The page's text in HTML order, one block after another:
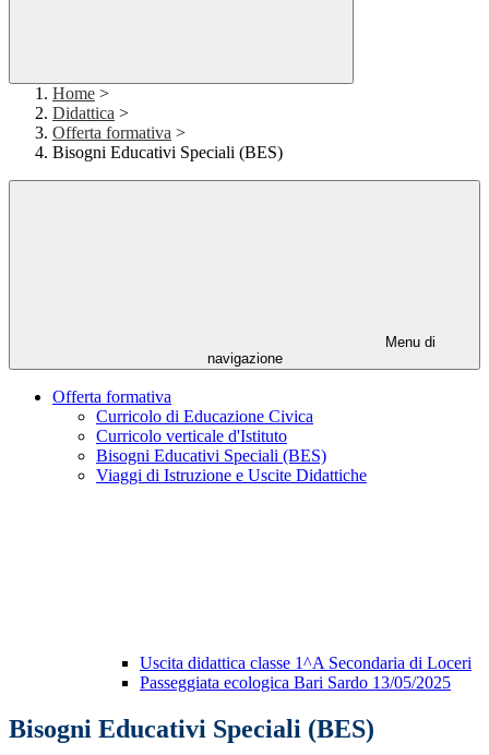
Home >
Didattica >
Offerta formativa >
Bisogni Educativi Speciali (BES)
Menu di
navigazione
Offerta formativa
Curricolo di Educazione Civica
Curricolo verticale d'Istituto
Bisogni Educativi Speciali (BES)
Viaggi di Istruzione e Uscite Didattiche
Uscita didattica classe 1^A Secondaria di Loceri
Passeggiata ecologica Bari Sardo 13/05/2025
Bisogni Educativi Speciali (BES)